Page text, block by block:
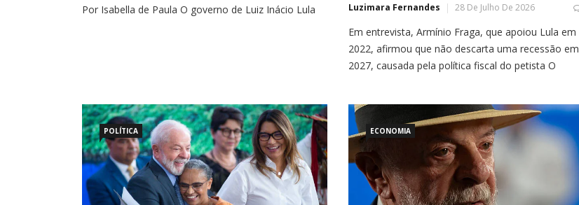
Por Isabella de Paula O governo de Luiz Inácio Lula
Luzimara Fernandes 28 De Julho De 2026
Em entrevista, Armínio Fraga, que apoiou Lula em
2022, afirmou que não descarta uma recessão em
2027, causada pela política fiscal do petista O
Brasil, com vivência extensa no exterior (onde
ocupou cargos relevantes) e trânsito nos grandes
centros econômicos. Ele […]
POLÍTICA ECONOMIA